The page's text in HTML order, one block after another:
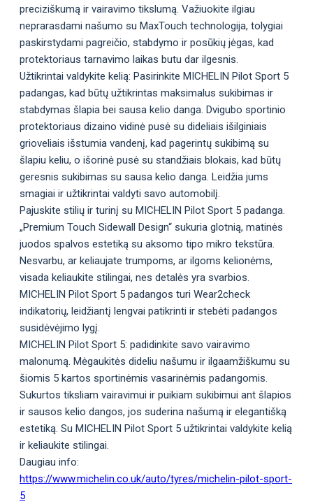
preciziškumą ir vairavimo tikslumą. Važiuokite ilgiau
neprarasdami našumo su MaxTouch technologija, tolygiai
paskirstydami pagreičio, stabdymo ir posūkių jėgas, kad
protektoriaus tarnavimo laikas butu dar ilgesnis.
Užtikrintai valdykite kelią: Pasirinkite MICHELIN Pilot Sport 5
padangas, kad būtų užtikrintas maksimalus sukibimas ir
stabdymas šlapia bei sausa kelio danga. Dvigubo sportinio
protektoriaus dizaino vidinė pusė su dideliais išilginiais
grioveliais išstumia vandenį, kad pagerintų sukibimą su
šlapiu keliu, o išorinė pusė su standžiais blokais, kad būtų
geresnis sukibimas su sausa kelio danga. Leidžia jums
smagiai ir užtikrintai valdyti savo automobilį.
Pajuskite stilių ir turinį su MICHELIN Pilot Sport 5 padanga.
„Premium Touch Sidewall Design“ sukuria glotnią, matinės
juodos spalvos estetiką su aksomo tipo mikro tekstūra.
Nesvarbu, ar keliaujate trumpoms, ar ilgoms kelionėms,
visada keliaukite stilingai, nes detalės yra svarbios.
MICHELIN Pilot Sport 5 padangos turi Wear2check
indikatorių, leidžiantį lengvai patikrinti ir stebėti padangos
susidėvėjimo lygį.
MICHELIN Pilot Sport 5: padidinkite savo vairavimo
malonumą. Mėgaukitės dideliu našumu ir ilgaamžiškumu su
šiomis 5 kartos sportinėmis vasarinėmis padangomis.
Sukurtos tiksliam vairavimui ir puikiam sukibimui ant šlapios
ir sausos kelio dangos, jos suderina našumą ir elegantišką
estetiką. Su MICHELIN Pilot Sport 5 užtikrintai valdykite kelią
ir keliaukite stilingai.
Daugiau info:
https://www.michelin.co.uk/auto/tyres/michelin-pilot-sport-
5